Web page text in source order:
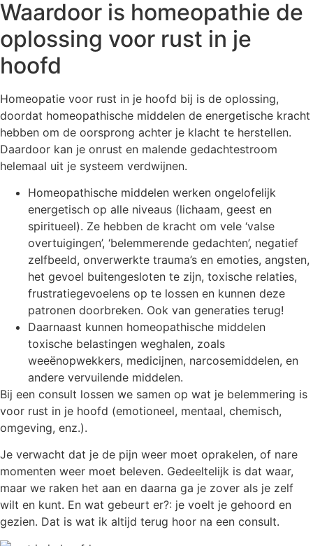
Waardoor is homeopathie de
oplossing voor rust in je
hoofd
Homeopatie voor rust in je hoofd bij is de oplossing,
doordat homeopathische middelen de energetische kracht
hebben om de oorsprong achter je klacht te herstellen.
Daardoor kan je onrust en malende gedachtestroom
helemaal uit je systeem verdwijnen.
Homeopathische middelen werken ongelofelijk
energetisch op alle niveaus (lichaam, geest en
spiritueel). Ze hebben de kracht om vele ‘valse
overtuigingen’, ‘belemmerende gedachten’, negatief
zelfbeeld, onverwerkte trauma’s en emoties, angsten,
het gevoel buitengesloten te zijn, toxische relaties,
frustratiegevoelens op te lossen en kunnen deze
patronen doorbreken. Ook van generaties terug!
Daarnaast kunnen homeopathische middelen
toxische belastingen weghalen, zoals
weeënopwekkers, medicijnen, narcosemiddelen, en
andere vervuilende middelen.
Bij een consult lossen we samen op wat je belemmering is
voor rust in je hoofd (emotioneel, mentaal, chemisch,
omgeving, enz.).
Je verwacht dat je de pijn weer moet oprakelen, of nare
momenten weer moet beleven. Gedeeltelijk is dat waar,
maar we raken het aan en daarna ga je zover als je zelf
wilt en kunt. En wat gebeurt er?: je voelt je gehoord en
gezien. Dat is wat ik altijd terug hoor na een consult.